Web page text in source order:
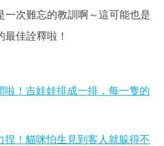
一次難忘的教訓啊～這可能也是
佳詮釋啦！
啦！吉娃娃排成一排，每一隻的
捏！貓咪怕生見到客人就躲得不